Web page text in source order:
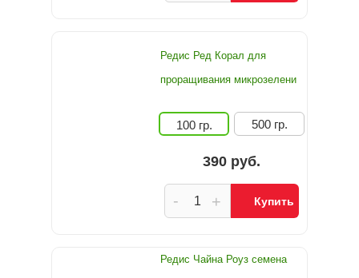
Редис Ред Корал для
проращивания микрозелени
100 гр. 500 гр.
390 руб.
+
- Купить
Редис Чайна Роуз семена